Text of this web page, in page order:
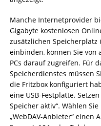
Manche Internetprovider
Gigabyte kostenlosen
zusätzlichen
einbinden, können Sie von
PCs darauf zugreifen. Für
Speicherdienstes müssen
die Fritzbox konfiguriert
eine USB-Festplatte.
Speicher aktiv“. Wählen
„WebDAV-Anbieter“ einen